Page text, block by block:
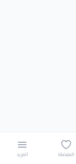
المفضلة المزيد